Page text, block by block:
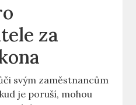
za
svým zaměstnancům
je poruší, mohou